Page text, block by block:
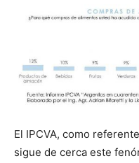
El IPCVA, como
sigue de cerca este